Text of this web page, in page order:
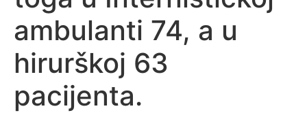
ambulanti 74, a u
hirurškoj 63
pacijenta.